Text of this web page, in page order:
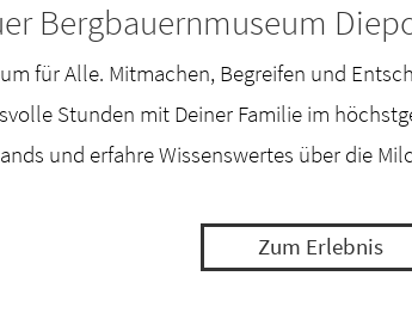
Bergbauernmuseum
für Alle. Mitmachen, Begreifen und
Stunden mit Deiner Familie im
und erfahre Wissenswertes über die
Zum Erlebnis